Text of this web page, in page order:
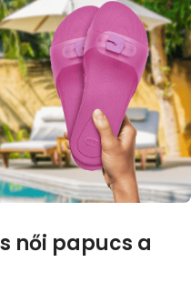
női papucs a